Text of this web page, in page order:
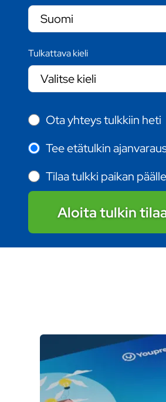
Tulkattava kieli
Ota yhteys tulkkiin heti
Tee etätulkin
Tilaa tulkki paikan päälle
Aloita tulkin